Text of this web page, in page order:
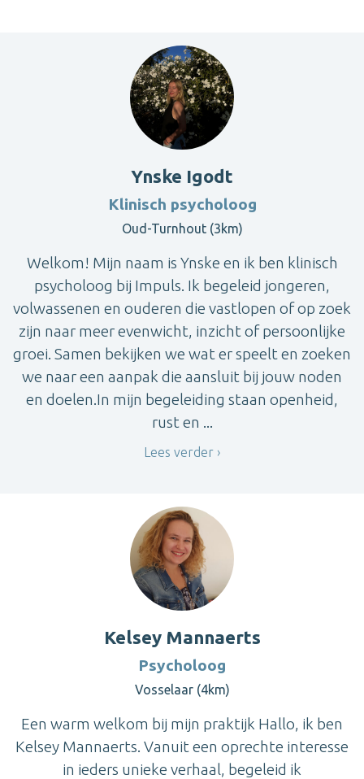
Ynske Igodt
Klinisch psycholoog
Oud-Turnhout (3km)
Welkom! Mijn naam is Ynske en ik ben klinisch
psycholoog bij Impuls. Ik begeleid jongeren,
volwassenen en ouderen die vastlopen of op zoek
zijn naar meer evenwicht, inzicht of persoonlijke
groei. Samen bekijken we wat er speelt en zoeken
we naar een aanpak die aansluit bij jouw noden
en doelen.In mijn begeleiding staan openheid,
rust en ...
Lees verder
Kelsey Mannaerts
Psycholoog
Vosselaar (4km)
Een warm welkom bij mijn praktijk Hallo, ik ben
Kelsey Mannaerts. Vanuit een oprechte interesse
in ieders unieke verhaal, begeleid ik